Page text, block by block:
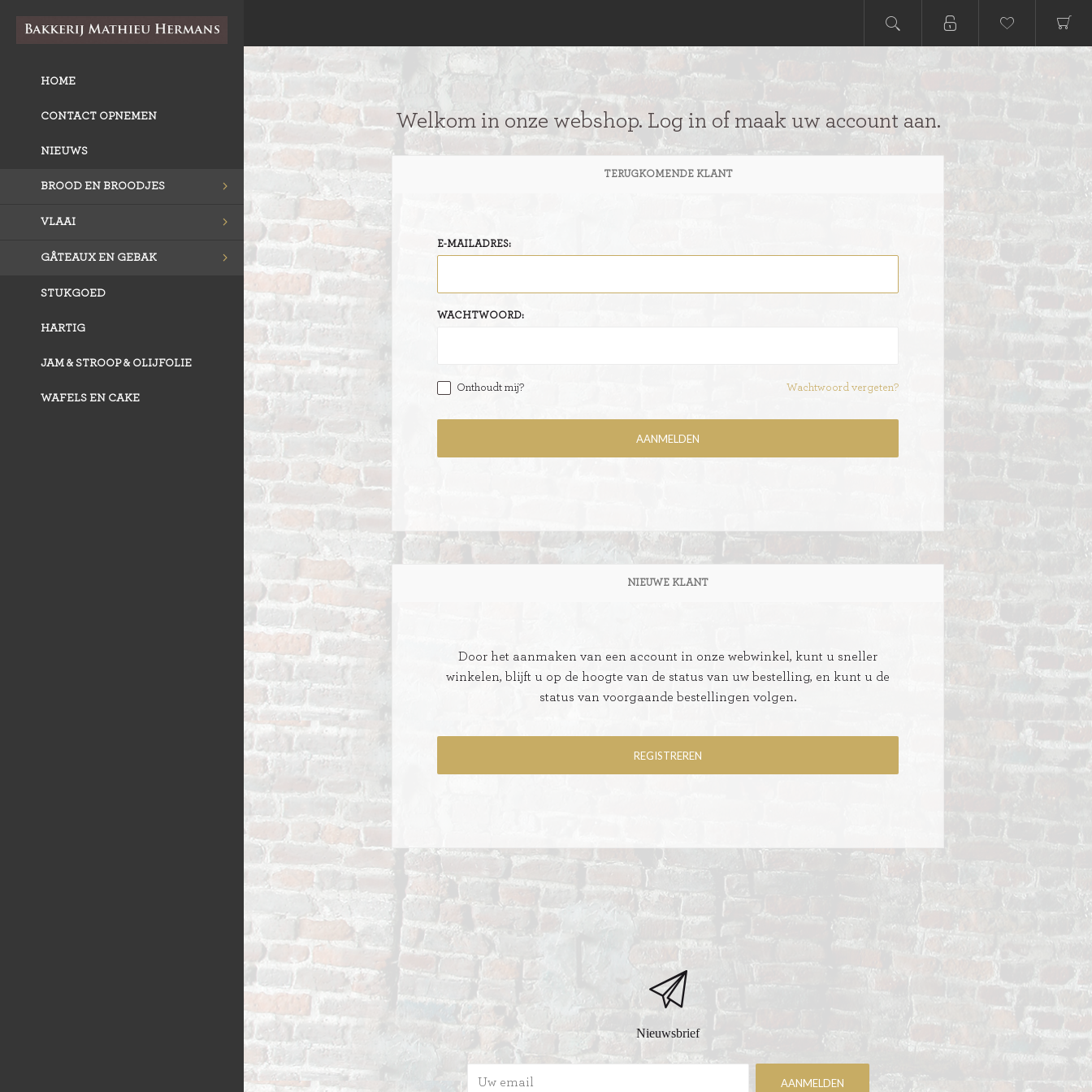
HOME
CONTACT OPNEMEN
NIEUWS
BROOD EN BROODJES
VLOERBROOD
ZUURDESEM BROOD
BUSBRODEN
GEVULD BROOD
CROISSANTS
STOKBROOD
VLAAI
HERMANS
RIJSTEVLAAI
KRUIMELVLAAI
VLAAI RASTER
OPEN VLAAI
LUXE VLAAI
SEIZOEN VLAAI
GÂTEAUX EN GEBAK
GEBAKJES
GÂTEAUX
CRÈME AU BEURE
TAARTEN
ROYAL TAARTEN
STUKGOED
HARTIG
JAM & STROOP & OLIJFOLIE
WAFELS EN CAKE
Welkom in onze webshop. Log in of maak uw account aan.
TERUGKOMENDE KLANT
E-MAILADRES:
WACHTWOORD:
Onthoudt mij? Wachtwoord vergeten?
NIEUWE KLANT
Door het aanmaken van een account in onze webwinkel, kunt u sneller
winkelen, blijft u op de hoogte van de status van uw bestelling, en kunt u de
status van voorgaande bestellingen volgen.
Nieuwsbrief